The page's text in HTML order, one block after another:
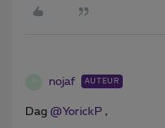
nojaf AUTEUR
Dag ​ @YorickP ,